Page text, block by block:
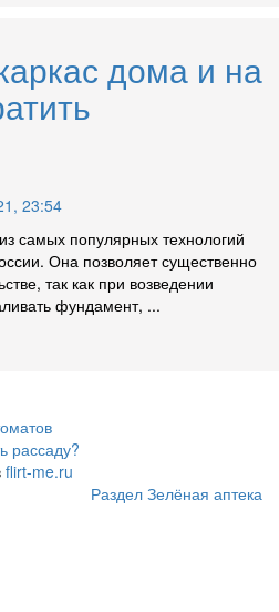
дома и на
23:54
самых популярных технологий
Она позволяет существенно
так как при возведении
фундамент, ...
рассаду?
flirt-me.ru
Раздел Зелёная аптека